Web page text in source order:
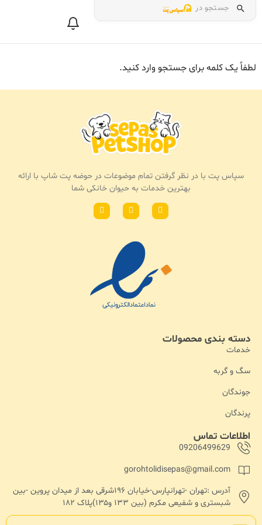
جستجو در
لطفاً یک کلمه برای جستجو وارد کنید.
اطلاعات تماس
09206499629
gorohtolidisepas@gmail.com
آدرس :تهران -تهرانپارس-خیابان ۱۹۶شرقی بعد از میدان پروین -بین
شبستری و شفیعی مکرم (بین ۱۳۳ و۱۳۵)پلاک ۱۸۲
دسته بندی محصولات
خدمات
سگ و گربه
جوندگان
پرندگان
سپاس پت با در نظر گرفتن تمام موضوعات در حوضه پت شاپ با ارائه
بهترین خدمات به حیوان خانکی شما